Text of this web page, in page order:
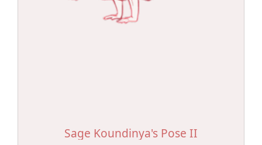
Sage Koundinya's Pose II